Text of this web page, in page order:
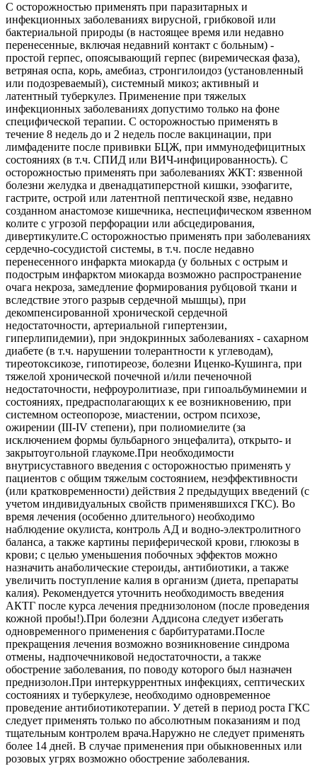
C осторожностью применять при паразитарных и
инфекционных заболеваниях вирусной, грибковой или
бактериальной природы (в настоящее время или недавно
перенесенные, включая недавний контакт с больным) -
простой герпес, опоясывающий герпес (виремическая фаза),
ветряная оспа, корь, амебиаз, стронгилоидоз (установленный
или подозреваемый), системный микоз; активный и
латентный туберкулез. Применение при тяжелых
инфекционных заболеваниях допустимо только на фоне
специфической терапии. С осторожностью применять в
течение 8 недель до и 2 недель после вакцинации, при
лимфадените после прививки БЦЖ, при иммунодефицитных
состояниях (в т.ч. СПИД или ВИЧ-инфицированность). С
осторожностью применять при заболеваниях ЖКТ: язвенной
болезни желудка и двенадцатиперстной кишки, эзофагите,
гастрите, острой или латентной пептической язве, недавно
созданном анастомозе кишечника, неспецифическом язвенном
колите с угрозой перфорации или абсцедирования,
дивертикулите.С осторожностью применять при заболеваниях
сердечно-сосудистой системы, в т.ч. после недавно
перенесенного инфаркта миокарда (у больных с острым и
подострым инфарктом миокарда возможно распространение
очага некроза, замедление формирования рубцовой ткани и
вследствие этого разрыв сердечной мышцы), при
декомпенсированной хронической сердечной
недостаточности, артериальной гипертензии,
гиперлипидемии), при эндокринных заболеваниях - сахарном
диабете (в т.ч. нарушении толерантности к углеводам),
тиреотоксикозе, гипотиреозе, болезни Иценко-Кушинга, при
тяжелой хронической почечной и/или печеночной
недостаточности, нефроуролитиазе, при гипоальбуминемии и
состояниях, предрасполагающих к ее возникновению, при
системном остеопорозе, миастении, остром психозе,
ожирении (III-IV степени), при полиомиелите (за
исключением формы бульбарного энцефалита), открыто- и
закрытоугольной глаукоме.При необходимости
внутрисуставного введения с осторожностью применять у
пациентов с общим тяжелым состоянием, неэффективности
(или кратковременности) действия 2 предыдущих введений (с
учетом индивидуальных свойств применявшихся ГКС). Во
время лечения (особенно длительного) необходимо
наблюдение окулиста, контроль АД и водно-электролитного
баланса, а также картины периферической крови, глюкозы в
крови; с целью уменьшения побочных эффектов можно
назначить анаболические стероиды, антибиотики, а также
увеличить поступление калия в организм (диета, препараты
калия). Рекомендуется уточнить необходимость введения
АКТГ после курса лечения преднизолоном (после проведения
кожной пробы!).При болезни Аддисона следует избегать
одновременного применения с барбитуратами.После
прекращения лечения возможно возникновение синдрома
отмены, надпочечниковой недостаточности, а также
обострение заболевания, по поводу которого был назначен
преднизолон.При интеркуррентных инфекциях, септических
состояниях и туберкулезе, необходимо одновременное
проведение антибиотикотерапии. У детей в период роста ГКС
следует применять только по абсолютным показаниям и под
тщательным контролем врача.Наружно не следует применять
более 14 дней. В случае применения при обыкновенных или
розовых угрях возможно обострение заболевания.